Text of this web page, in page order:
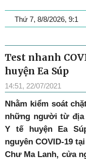
Thứ 7, 8/8/2026, 9:1
Test nhanh
huyện Ea Súp
14:51, 22/07/2021
Nhằm kiểm soát
những người từ địa
Y tế huyện Ea
nguyên COVID-19
Chư Ma Lanh, cửa